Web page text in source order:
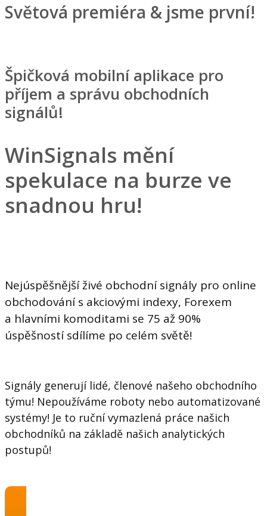
Světová premiéra & jsme první!
Špičková mobilní aplikace pro
příjem a správu obchodních
signálů!
WinSignals mění
spekulace na burze ve
snadnou hru!
Nejúspěšnější živé obchodní signály pro online
obchodování s akciovými indexy, Forexem
a hlavními komoditami se 75 až 90%
úspěšností sdílíme po celém světě!
Signály generují lidé, členové našeho obchodního
týmu! Nepoužíváme roboty nebo automatizované
systémy! Je to ruční vymazlená práce našich
obchodníků na základě našich analytických
postupů!